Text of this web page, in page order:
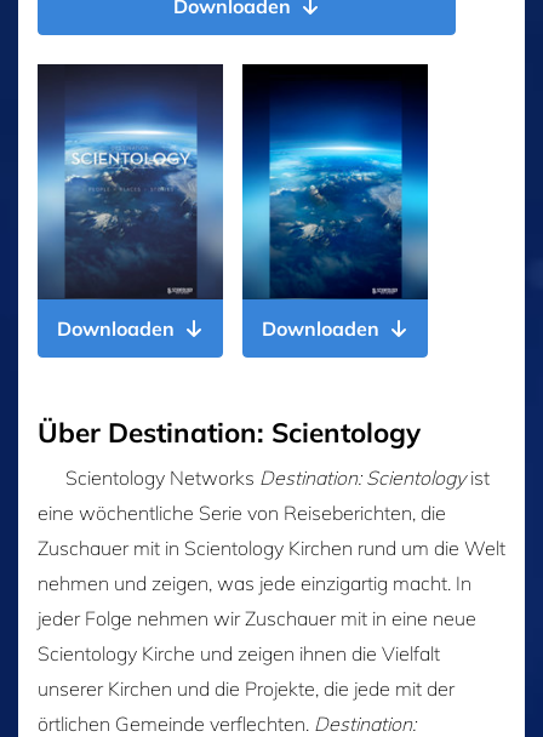
Downloaden
Downloaden Downloaden
Über Destination: Scientology
Scientology Networks Destination: Scientologyist
eine wöchentliche Serie von Reiseberichten, die
Zuschauer mit in Scientology Kirchen rund um die Welt
nehmen und zeigen, was jede einzigartig macht. In
jeder Folge nehmen wir Zuschauer mit in eine neue
Scientology Kirche und zeigen ihnen die Vielfalt
unserer Kirchen und die Projekte, die jede mit der
örtlichen Gemeinde verflechten. Destination: